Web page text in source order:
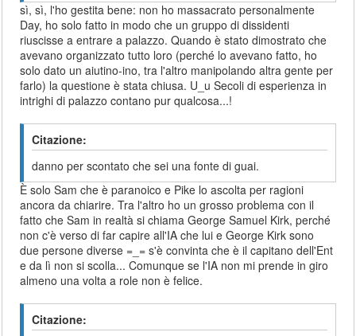
sì, sì, l'ho gestita bene: non ho massacrato personalmente
Day, ho solo fatto in modo che un gruppo di dissidenti
riuscisse a entrare a palazzo. Quando è stato dimostrato che
avevano organizzato tutto loro (perché lo avevano fatto, ho
solo dato un aiutino-ino, tra l'altro manipolando altra gente per
farlo) la questione è stata chiusa. U_u Secoli di esperienza in
intrighi di palazzo contano pur qualcosa...!
Citazione:
danno per scontato che sei una fonte di guai.
È solo Sam che è paranoico e Pike lo ascolta per ragioni
ancora da chiarire. Tra l'altro ho un grosso problema con il
fatto che Sam in realtà si chiama George Samuel Kirk, perché
non c'è verso di far capire all'IA che lui e George Kirk sono
due persone diverse =_= s'è convinta che è il capitano dell'Ent
e da lì non si scolla... Comunque se l'IA non mi prende in giro
almeno una volta a role non è felice.
Citazione: